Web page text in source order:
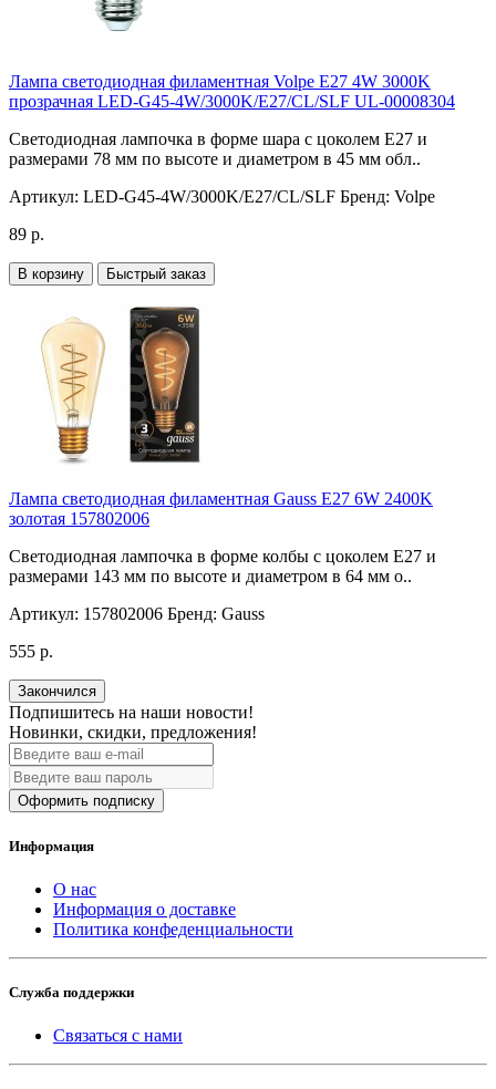
Лампа светодиодная филаментная Volpe E27 4W 3000K
прозрачная LED-G45-4W/3000K/E27/CL/SLF UL-00008304
Светодиодная лампочка в форме шара с цоколем E27 и
размерами 78 мм по высоте и диаметром в 45 мм обл..
Артикул: LED-G45-4W/3000K/E27/CL/SLF Бренд: Volpe
89 р.
В корзину Быстрый заказ
Лампа светодиодная филаментная Gauss E27 6W 2400K
золотая 157802006
Светодиодная лампочка в форме колбы с цоколем E27 и
размерами 143 мм по высоте и диаметром в 64 мм о..
Артикул: 157802006 Бренд: Gauss
555 р.
Закончился
Подпишитесь на наши новости!
Новинки, скидки, предложения!
Оформить подписку
Информация
О нас
Информация о доставке
Политика конфеденциальности
Служба поддержки
Связаться с нами